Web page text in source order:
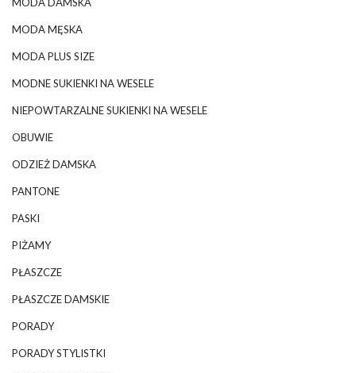
MODA MĘSKA
MODA PLUS SIZE
MODNE SUKIENKI NA WESELE
NIEPOWTARZALNE SUKIENKI NA WESELE
OBUWIE
ODZIEŻ DAMSKA
PANTONE
PASKI
PIŻAMY
PŁASZCZE
PŁASZCZE DAMSKIE
PORADY
PORADY STYLISTKI